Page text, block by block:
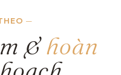
—
&hoàn